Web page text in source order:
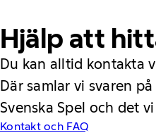
Hjälp att
Du kan alltid kontakta
Där samlar vi svaren
Svenska Spel och det
Kontakt och FAQ